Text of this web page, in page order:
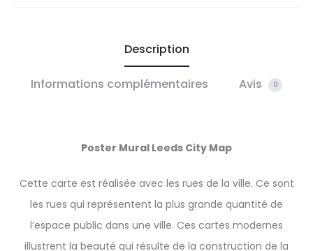
Description
Informations complémentaires Avis 0
Poster Mural Leeds City Map
Cette carte est réalisée avec les rues de la ville. Ce sont
les rues qui représentent la plus grande quantité de
l’espace public dans une ville. Ces cartes modernes
illustrent la beauté qui résulte de la construction de la